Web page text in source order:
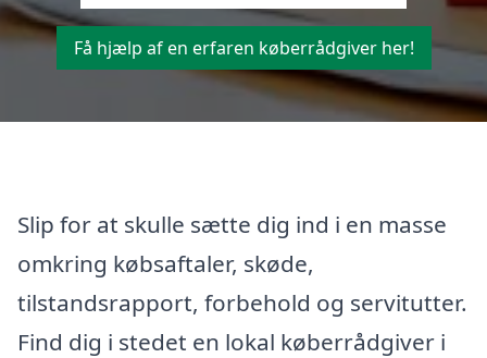
Få hjælp af en erfaren køberrådgiver her!
Slip for at skulle sætte dig ind i en masse
omkring købsaftaler, skøde,
tilstandsrapport, forbehold og servitutter.
Find dig i stedet en lokal køberrådgiver i